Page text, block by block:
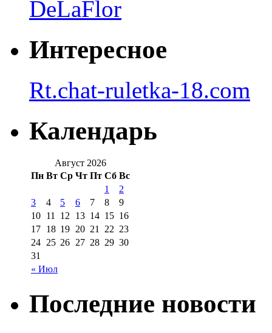
DeLaFlor
Интересное
Rt.chat-ruletka-18.com
Календарь
Август 2026
Пн Вт Ср Чт Пт Сб Вс
« Июл
1
2
3
4 5 6 7 8
9
10 11 12 13 14 15 16
17 18 19 20 21 22 23
24 25 26 27 28 29 30
31
Последние новости